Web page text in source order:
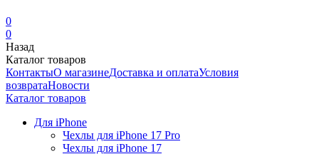
0
0
Назад
Каталог товаров
КонтактыО магазинеДоставка и оплатаУсловия
возвратаНовости
Каталог товаров
Для iPhone
Чехлы для iPhone 17 Pro
Чехлы для iPhone 17